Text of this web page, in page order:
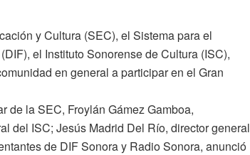
y Cultura (SEC), el Sistema para el
el Instituto Sonorense de Cultura (ISC),
en general a participar en el Gran
de la SEC, Froylán Gámez Gamboa,
del ISC; Jesús Madrid Del Río, director general
de DIF Sonora y Radio Sonora, anunció